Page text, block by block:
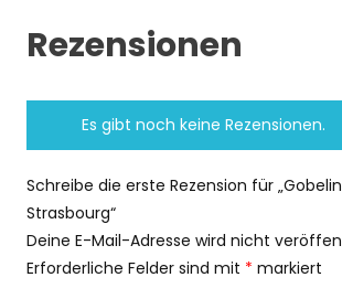
Rezensionen
Es gibt noch keine Rezensionen.
Schreibe die erste Rezension für
Strasbourg“
Deine E-Mail-Adresse wird nicht
Erforderliche Felder sind mit * markiert